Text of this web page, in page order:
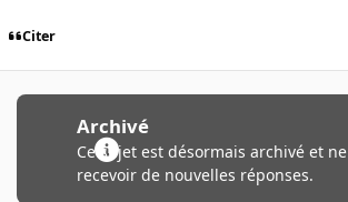
Citer
Archivé
Ce sujet est désormais archivé et
recevoir de nouvelles réponses.